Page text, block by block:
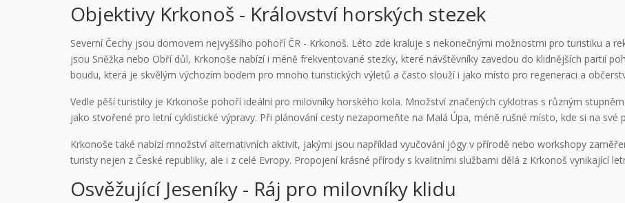
Objektivy Krkonoš - Království horských stezek
Severní Čechy jsou domovem nejvyššího pohoří ČR - Krkonoš. Léto zde kraluje s nekonečnými možnostmi pro turistiku a
jsou Sněžka nebo Obří důl, Krkonoše nabízí i méně frekventované stezky, které návštěvníky zavedou do klidnějších partií
boudu, která je skvělým výchozím bodem pro mnoho turistických výletů a často slouží i jako místo pro regeneraci a
Vedle pěší turistiky je Krkonoše pohoří ideální pro milovníky horského kola. Množství značených cyklotras s různým
jako stvořené pro letní cyklistické výpravy. Při plánování cesty nezapomeňte na Malá Úpa, méně rušné místo, kde si na své
Krkonoše také nabízí množství alternativních aktivit, jakými jsou například vyučování jógy v přírodě nebo workshopy
turisty nejen z České republiky, ale i z celé Evropy. Propojení krásné přírody s kvalitními službami dělá z Krkonoš vynikající
Osvěžující Jeseníky - Ráj pro milovníky klidu